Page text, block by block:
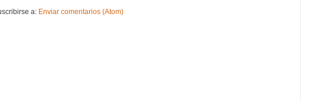
a: Enviar comentarios (Atom)